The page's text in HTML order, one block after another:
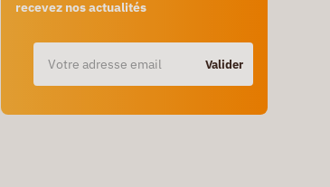
recevez nos actualités
Valider